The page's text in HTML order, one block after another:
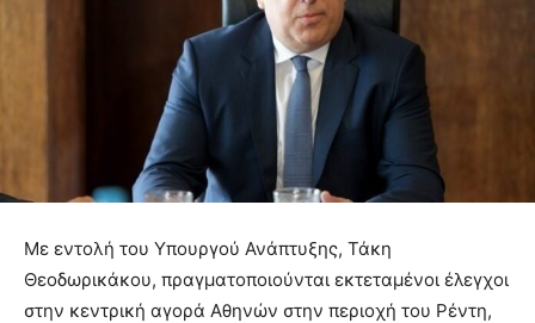
Με εντολή του Υπουργού Ανάπτυξης, Τάκη
Θεοδωρικάκου, πραγματοποιούνται εκτεταμένοι έλεγχοι
στην κεντρική αγορά Αθηνών στην περιοχή του Ρέντη,